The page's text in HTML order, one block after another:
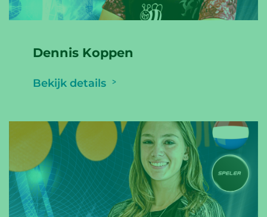
Dennis Koppen
Bekijk details